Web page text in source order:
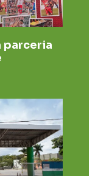
parceria